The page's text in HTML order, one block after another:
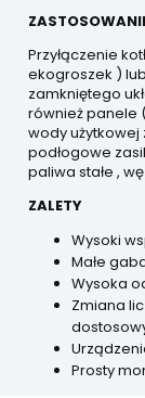
Przyłączenie
ekogroszek )
zamkniętego
również panele
wody użytkowej
podłogowe
paliwa stałe ,
ZALETY
Wysoki
Małe
Wysoka
Zmiana
Prosty